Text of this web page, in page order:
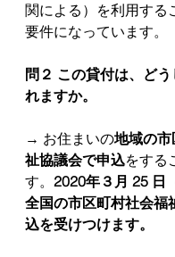
関による）を利用する
要件になっています。
問２ この貸付は、ど
れますか。
→ お住まいの地域の
祉協議会で申込をする
す。 2020年３月 25 日
全国の市区町村社会福
込を受けつけます。